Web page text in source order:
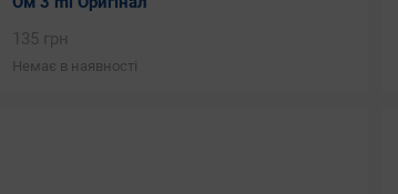
135 грн
Немає в наявності